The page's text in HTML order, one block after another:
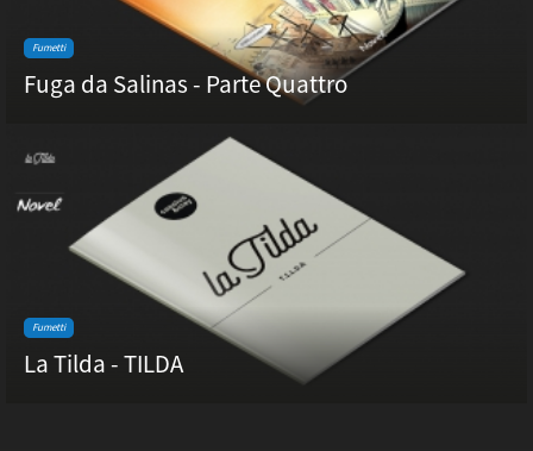
Fumetti
Fuga da Salinas - Parte Quattro
Fumetti
La Tilda - TILDA